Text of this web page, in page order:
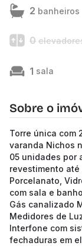
2 banheiros
0
1 sala
Sobre o
Torre única com
varanda Nichos
05 unidades por
revestimento até
Porcelanato,
com sala e
Gás canalizado
Medidores de
Interfone com
fechaduras em